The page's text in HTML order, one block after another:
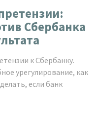
Сбербанка
к Сбербанку.
урегулирование, как
если банк